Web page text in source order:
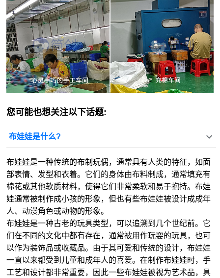
您可能也想关注以下话题:
布娃娃是什么?
布娃娃是一种传统的布制玩偶，通常具有人类的特征，如面
部表情、发型和衣着。它们的身体由布料制成，通常填充有
棉花或其他软质材料，使得它们非常柔软和易于抱持。布娃
娃通常被制作成小孩的形象，但也有些布娃娃被设计成成年
人、动漫角色或动物的形象。
布娃娃是一种古老的玩具类型，可以追溯到几个世纪前。它
们在不同的文化中都有存在，通常被用作玩耍的玩具，也可
以作为装饰品或收藏品。由于其可爱和传统的设计，布娃娃
一直以来都受到儿童和成年人的喜爱。在制作布娃娃时，手
工艺和设计都非常重要，因此一些布娃娃被视为艺术品，具